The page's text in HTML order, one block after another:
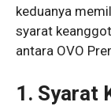
keduanya
syarat
antara OVO
1. Syarat